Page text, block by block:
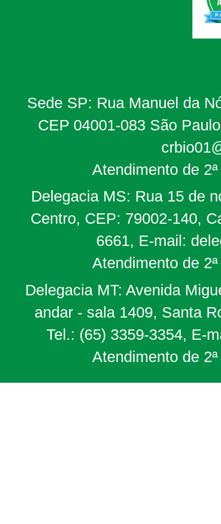
Sede SP: Rua Manuel da
CEP 04001-083 São
Atendimento de
Delegacia MS: Rua 15 de
Centro, CEP: 79002-140,
6661, E-mail:
Atendimento de
Delegacia MT: Avenida
andar - sala 1409, Santa
Tel.: (65) 3359-3354, E-
Atendimento de